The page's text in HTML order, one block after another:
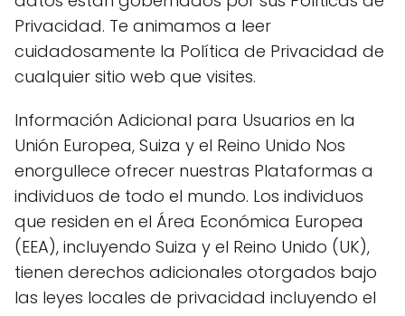
Privacidad. Te animamos a leer
cuidadosamente la Política de Privacidad de
cualquier sitio web que visites.
Información Adicional para Usuarios en la
Unión Europea, Suiza y el Reino Unido Nos
enorgullece ofrecer nuestras Plataformas a
individuos de todo el mundo. Los individuos
que residen en el Área Económica Europea
(EEA), incluyendo Suiza y el Reino Unido (UK),
tienen derechos adicionales otorgados bajo
las leyes locales de privacidad incluyendo el